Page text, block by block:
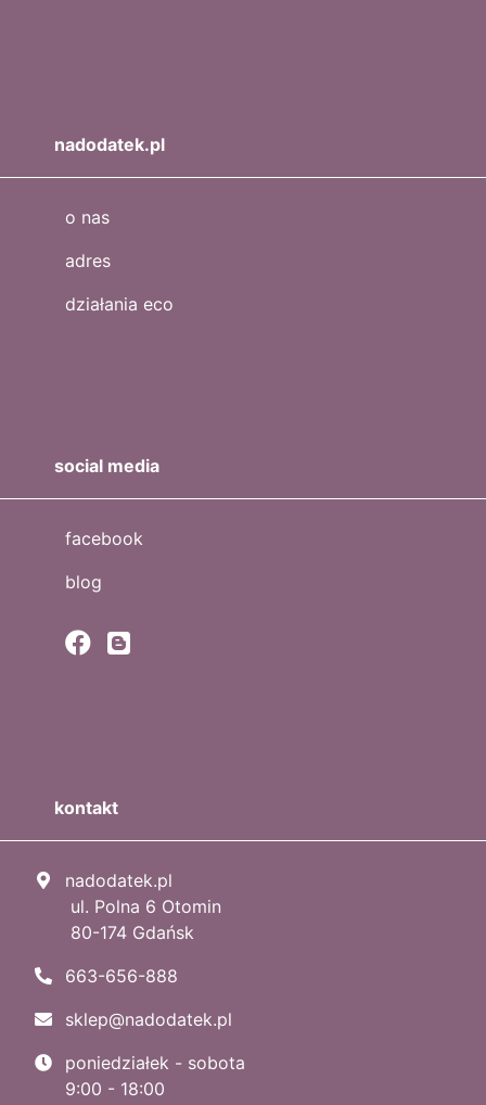
nadodatek.pl
o nas
adres
działania eco
social media
facebook
blog
kontakt
nadodatek.pl
ul. Polna 6 Otomin
80-174 Gdańsk
663-656-888
sklep@nadodatek.pl
poniedziałek - sobota
9:00 - 18:00